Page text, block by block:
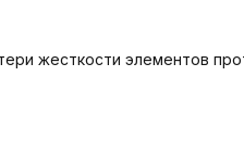
жесткости элементов